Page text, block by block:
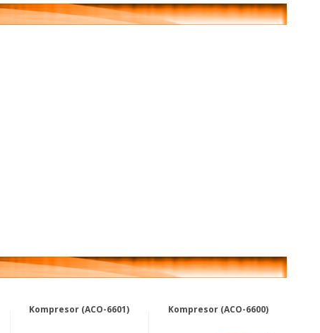
Kompresor (ACO-6601) Kompresor (ACO-6600)